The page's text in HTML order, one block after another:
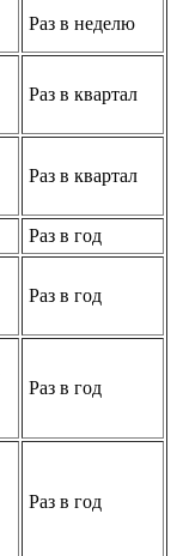
Раз в неделю
Раз в квартал
Раз в квартал
Раз в год
Раз в год
Раз в год
Раз в год